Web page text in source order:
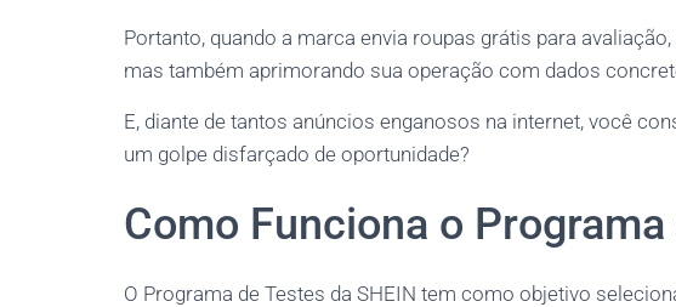
Portanto, quando a marca envia roupas grátis para
mas também aprimorando sua operação com dados
E, diante de tantos anúncios enganosos na internet, você
um golpe disfarçado de oportunidade?
Como Funciona o
O Programa de Testes da SHEIN tem como objetivo